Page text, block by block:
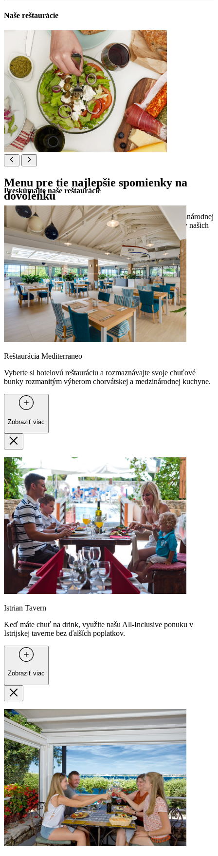
Naše reštaurácie
Menu pre tie najlepšie spomienky na
dovolenku
Či už si chcete vychutnať bufet s ponukou miestnej a medzinárodnej
kuchyne alebo à la carte jedlá s výhľadom na more, výber v našich
reštauráciách uspokojí všetky túžby a vekové kategórie.
Preskúmajte naše reštaurácie
Reštaurácia Mediterraneo
Vyberte si hotelovú reštauráciu a rozmaznávajte svoje chuťové
bunky rozmanitým výberom chorvátskej a medzinárodnej kuchyne.
Zobraziť viac
Istrian Tavern
Keď máte chuť na drink, využite našu All-Inclusive ponuku v
Istrijskej taverne bez ďalších poplatkov.
Zobraziť viac